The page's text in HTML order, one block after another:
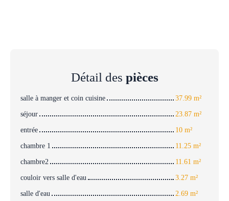
Détail des pièces
salle à manger et coin cuisine
37.99 m²
séjour
23.87 m²
entrée
10 m²
chambre 1
11.25 m²
chambre2
11.61 m²
couloir vers salle d'eau
3.27 m²
salle d'eau
2.69 m²